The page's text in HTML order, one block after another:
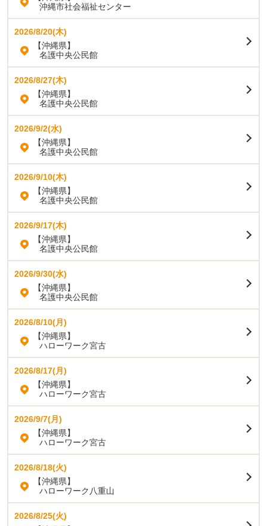
沖縄市社会福祉センター
2026/8/20(木)
【沖縄県】
名護中央公民館
2026/8/27(木)
【沖縄県】
名護中央公民館
2026/9/2(水)
【沖縄県】
名護中央公民館
2026/9/10(木)
【沖縄県】
名護中央公民館
2026/9/17(木)
【沖縄県】
名護中央公民館
2026/9/30(水)
【沖縄県】
名護中央公民館
2026/8/10(月)
【沖縄県】
ハローワーク宮古
2026/8/17(月)
【沖縄県】
ハローワーク宮古
2026/9/7(月)
【沖縄県】
ハローワーク宮古
2026/8/18(火)
【沖縄県】
ハローワーク八重山
2026/8/25(火)